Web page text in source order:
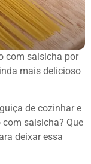
com salsicha por
mais delicioso
de cozinhar e
salsicha? Que
deixar essa